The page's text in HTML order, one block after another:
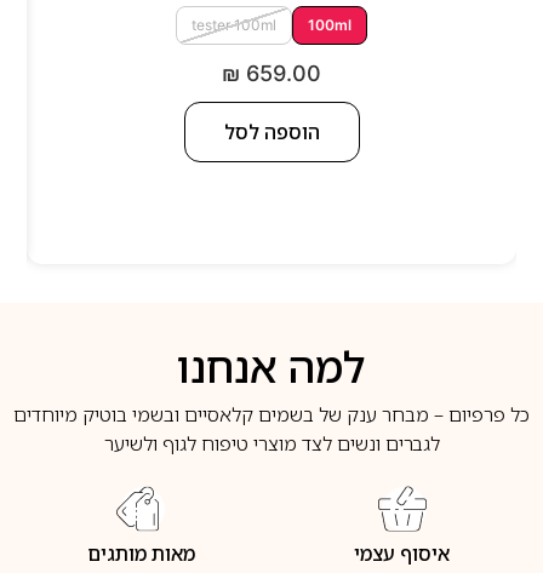
100ml
tester 100ml
₪ 659.00
הוספה לסל
למה אנחנו
כל פרפיום – מבחר ענק של בשמים קלאסיים ובשמי בוטיק מיוחדים
לגברים ונשים לצד מוצרי טיפוח לגוף ולשיער
איסוף עצמי מאות מותגים